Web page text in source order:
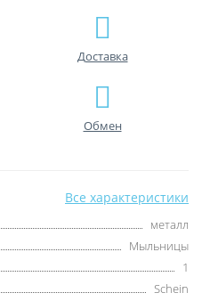
Доставка
Обмен
Все характеристики
металл
Мыльницы
1
Schein